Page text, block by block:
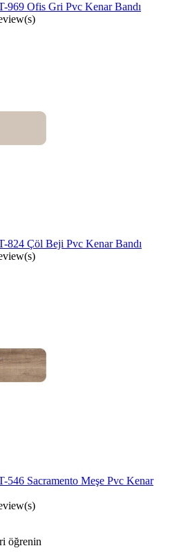
969 Ofis Gri Pvc Kenar Bandı
824 Çöl Beji Pvc Kenar Bandı
546 Sacramento Meşe Pvc Kenar
öğrenin